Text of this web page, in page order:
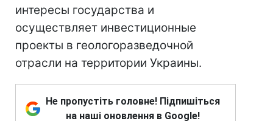
интересы государства и
осуществляет инвестиционные
проекты в геологоразведочной
отрасли на территории Украины.
Не пропустіть головне! Підпишіться
на наші оновлення в Google!